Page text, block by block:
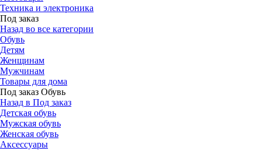
Техника и электроника
Под заказ
Назад во все категории
Обувь
Детям
Женщинам
Мужчинам
Товары для дома
Под заказ Обувь
Назад в Под заказ
Детская обувь
Мужская обувь
Женская обувь
Аксессуары